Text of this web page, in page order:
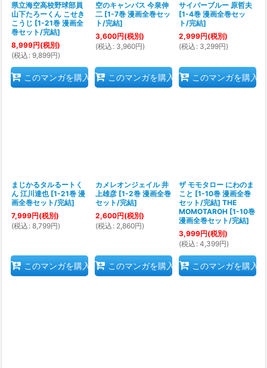
県立海空高校野球部員
山下たろーくん こせき
こうじ [1-21巻 漫画全
巻セット/完結]
8,999円(税別)
(税込 : 9,899円)
このマンガを購入
空のキャンバス 今泉伸
二 [1-7巻 漫画全巻セッ
ト/完結]
3,600円(税別)
(税込 : 3,960円)
このマンガを購入
サイバーブルー 原哲夫
[1-4巻 漫画全巻セッ
ト/完結]
2,999円(税別)
(税込 : 3,299円)
このマンガを購入
まじかるタルるートく
ん 江川達也 [1-21巻 漫
画全巻セット/完結]
7,999円(税別)
(税込 : 8,799円)
このマンガを購入
カメレオンジェイル 井
上雄彦 [1-2巻 漫画全巻
セット/完結]
2,600円(税別)
(税込 : 2,860円)
このマンガを購入
ザ モモタロー にわのま
こと [1-10巻 漫画全巻
セット/完結] THE
MOMOTAROH [1-10巻
漫画全巻セット/完結]
3,999円(税別)
(税込 : 4,399円)
このマンガを購入